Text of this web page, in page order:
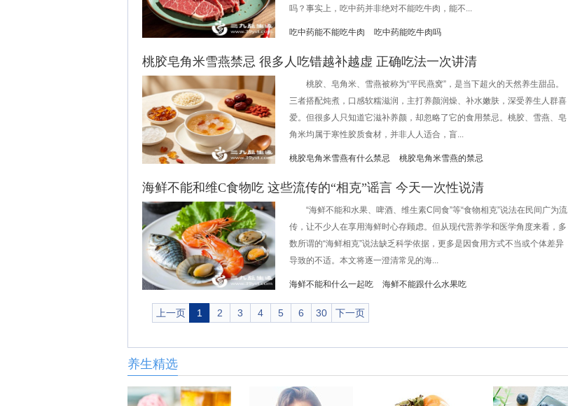
吗？事实上，吃中药并非绝对不能吃牛肉，能不...
吃中药能不能吃牛肉 吃中药能吃牛肉吗
桃胶皂角米雪燕禁忌 很多人吃错越补越虚 正确吃法一次讲清
桃胶、皂角米、雪燕被称为“平民燕窝”，是当下超火的天然养生甜品。
三者搭配炖煮，口感软糯滋润，主打养颜润燥、补水嫩肤，深受养生人群喜
爱。但很多人只知道它滋补养颜，却忽略了它的食用禁忌。桃胶、雪燕、皂
角米均属于寒性胶质食材，并非人人适合，盲...
桃胶皂角米雪燕有什么禁忌 桃胶皂角米雪燕的禁忌
海鲜不能和维C食物吃 这些流传的“相克”谣言 今天一次性说清
“海鲜不能和水果、啤酒、维生素C同食”等“食物相克”说法在民间广为流
传，让不少人在享用海鲜时心存顾虑。但从现代营养学和医学角度来看，多
数所谓的“海鲜相克”说法缺乏科学依据，更多是因食用方式不当或个体差异
导致的不适。本文将逐一澄清常见的海...
海鲜不能和什么一起吃 海鲜不能跟什么水果吃
上一页 1 2 3 4 5 6 30 下一页
养生精选